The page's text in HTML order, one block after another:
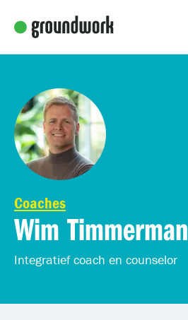
Coaches
Wim Timmerman
Integratief coach en counselor